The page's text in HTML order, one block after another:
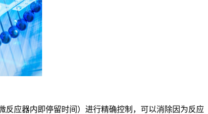
应器内即停留时间）进行精确控制，可以消除因为反应